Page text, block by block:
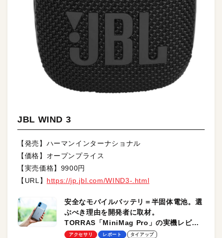
JBL WIND 3
【発売】ハーマンインターナショナル
【価格】オープンプライス
【実売価格】9900円
【URL】 https://jp.jbl.com/WIND3-.html
安全なモバイルバッテリ＝半固体電池。選
ぶべき理由を開発者に取材。
TORRAS「MiniMag Pro」の実機レビュ
ーも
アクセサリ レポート タイアップ